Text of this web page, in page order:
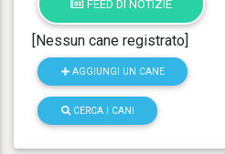
FEED DI NOTIZIE
[Nessun cane registrato]
AGGIUNGI UN CANE
CERCA I CANI